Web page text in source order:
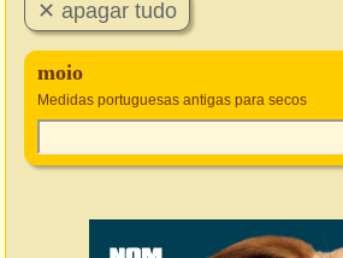
moio
Medidas portuguesas antigas para secos